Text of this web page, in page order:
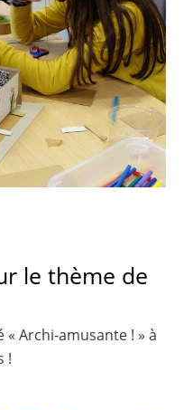
le thème de
« Archi-amusante ! » à
!